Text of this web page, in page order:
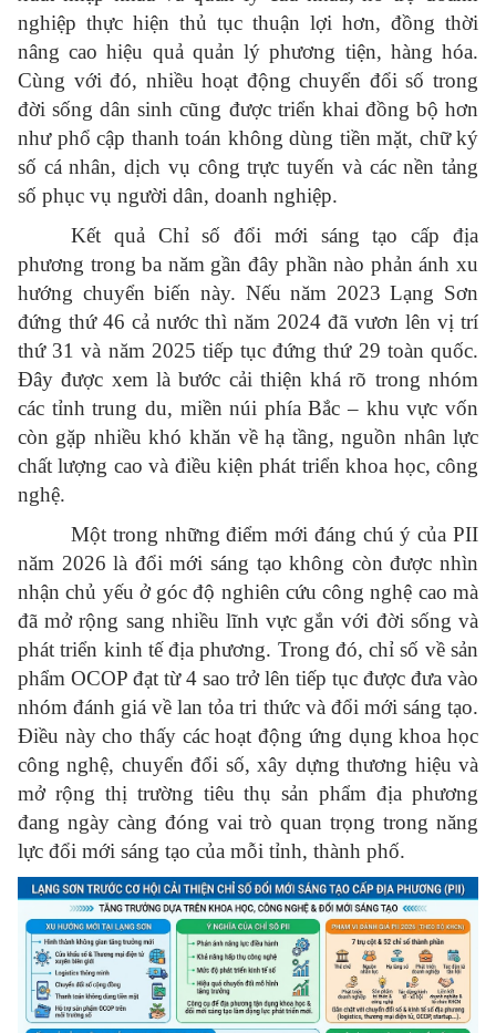
nghiệp thực hiện thủ tục thuận lợi hơn, đồng thời
nâng cao hiệu quả quản lý phương tiện, hàng hóa.
Cùng với đó, nhiều hoạt động chuyển đổi số trong
đời sống dân sinh cũng được triển khai đồng bộ hơn
như phổ cập thanh toán không dùng tiền mặt, chữ ký
số cá nhân, dịch vụ công trực tuyến và các nền tảng
số phục vụ người dân, doanh nghiệp.
Kết quả Chỉ số đổi mới sáng tạo cấp địa
phương trong ba năm gần đây phần nào phản ánh xu
hướng chuyển biến này. Nếu năm 2023 Lạng Sơn
đứng thứ 46 cả nước thì năm 2024 đã vươn lên vị trí
thứ 31 và năm 2025 tiếp tục đứng thứ 29 toàn quốc.
Đây được xem là bước cải thiện khá rõ trong nhóm
các tỉnh trung du, miền núi phía Bắc – khu vực vốn
còn gặp nhiều khó khăn về hạ tầng, nguồn nhân lực
chất lượng cao và điều kiện phát triển khoa học, công
nghệ.
Một trong những điểm mới đáng chú ý của PII
năm 2026 là đổi mới sáng tạo không còn được nhìn
nhận chủ yếu ở góc độ nghiên cứu công nghệ cao mà
đã mở rộng sang nhiều lĩnh vực gắn với đời sống và
phát triển kinh tế địa phương. Trong đó, chỉ số về sản
phẩm OCOP đạt từ 4 sao trở lên tiếp tục được đưa vào
nhóm đánh giá về lan tỏa tri thức và đổi mới sáng tạo.
Điều này cho thấy các hoạt động ứng dụng khoa học
công nghệ, chuyển đổi số, xây dựng thương hiệu và
mở rộng thị trường tiêu thụ sản phẩm địa phương
đang ngày càng đóng vai trò quan trọng trong năng
lực đổi mới sáng tạo của mỗi tỉnh, thành phố.